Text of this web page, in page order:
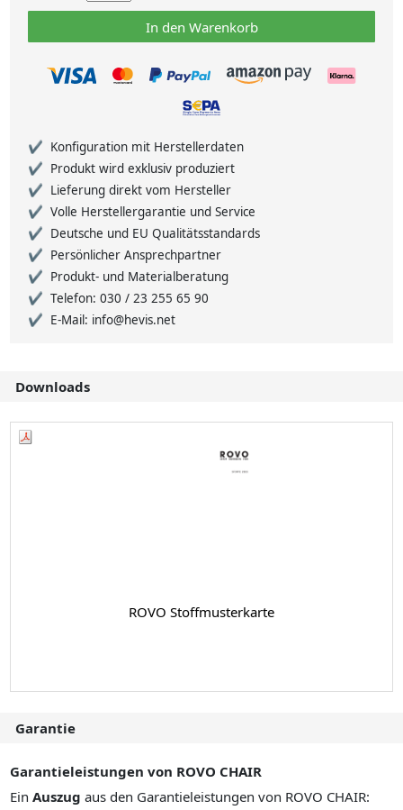
In den Warenkorb
Konfiguration mit Herstellerdaten
Produkt wird exklusiv produziert
Lieferung direkt vom Hersteller
Volle Herstellergarantie und Service
Deutsche und EU Qualitätsstandards
Persönlicher Ansprechpartner
Produkt- und Materialberatung
Telefon: 030 / 23 255 65 90
E-Mail: info@hevis.net
Downloads
ROVO Stoffmusterkarte
Garantie
Garantieleistungen von ROVO CHAIR
EinAuszug aus den Garantieleistungen von ROVO CHAIR: